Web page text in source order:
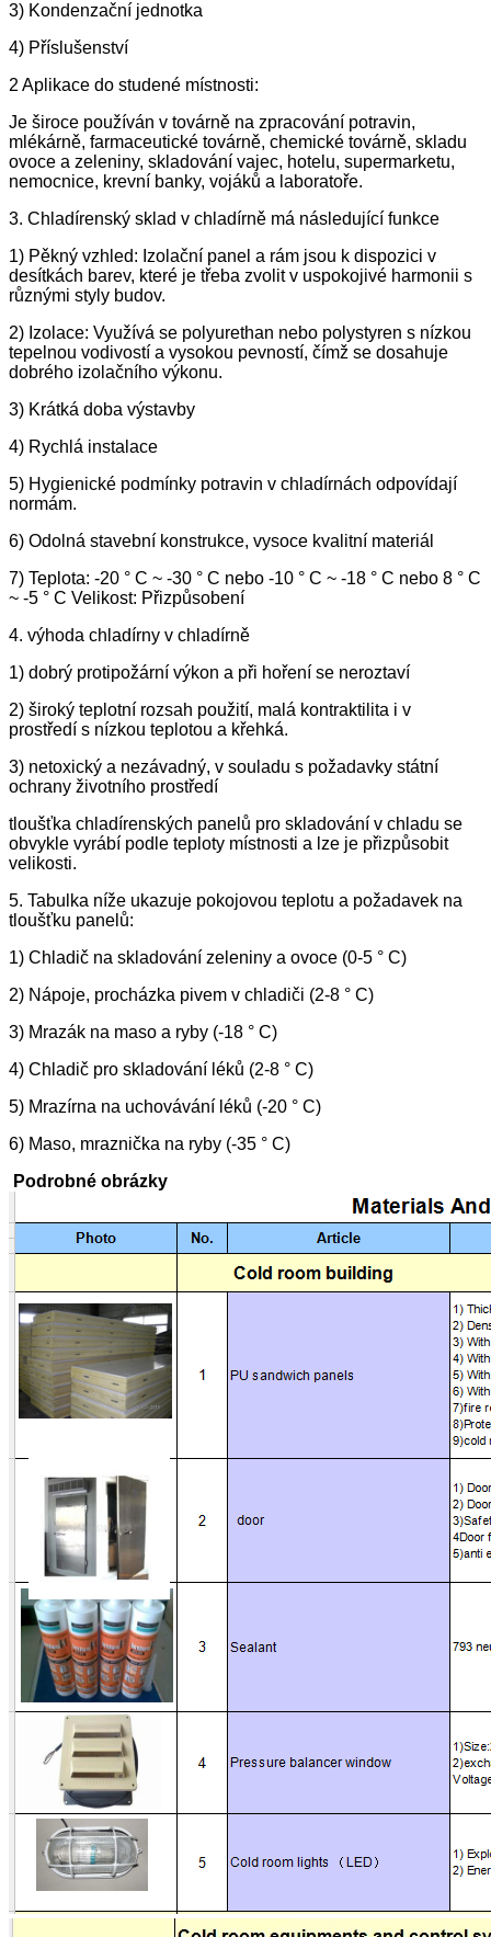
3) Kondenzační jednotka
4) Příslušenství
2 Aplikace do studené místnosti:
Je široce používán v továrně na zpracování potravin,
mlékárně, farmaceutické továrně, chemické továrně, skladu
ovoce a zeleniny, skladování vajec, hotelu, supermarketu,
nemocnice, krevní banky, vojáků a laboratoře.
3. Chladírenský sklad v chladírně má následující funkce
1) Pěkný vzhled: Izolační panel a rám jsou k dispozici v
desítkách barev, které je třeba zvolit v uspokojivé harmonii s
různými styly budov.
2) Izolace: Využívá se polyurethan nebo polystyren s nízkou
tepelnou vodivostí a vysokou pevností, čímž se dosahuje
dobrého izolačního výkonu.
3) Krátká doba výstavby
4) Rychlá instalace
5) Hygienické podmínky potravin v chladírnách odpovídají
normám.
6) Odolná stavební konstrukce, vysoce kvalitní materiál
7) Teplota: -20 ° C ~ -30 ° C nebo -10 ° C ~ -18 ° C nebo 8 ° C
~ -5 ° C Velikost: Přizpůsobení
4. výhoda chladírny v chladírně
1) dobrý protipožární výkon a při hoření se neroztaví
2) široký teplotní rozsah použití, malá kontraktilita i v
prostředí s nízkou teplotou a křehká.
3) netoxický a nezávadný, v souladu s požadavky státní
ochrany životního prostředí
tloušťka chladírenských panelů pro skladování v chladu se
obvykle vyrábí podle teploty místnosti a lze je přizpůsobit
velikosti.
5. Tabulka níže ukazuje pokojovou teplotu a požadavek na
tloušťku panelů:
1) Chladič na skladování zeleniny a ovoce (0-5 ° C)
2) Nápoje, procházka pivem v chladiči (2-8 ° C)
3) Mrazák na maso a ryby (-18 ° C)
4) Chladič pro skladování léků (2-8 ° C)
5) Mrazírna na uchovávání léků (-20 ° C)
6) Maso, mraznička na ryby (-35 ° C)
Podrobné obrázky